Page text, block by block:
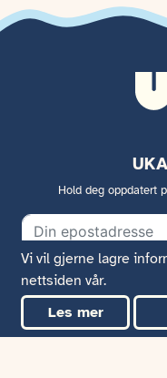
Hold deg oppdatert
Vi vil gjerne lagre
nettsiden vår.
Les mer